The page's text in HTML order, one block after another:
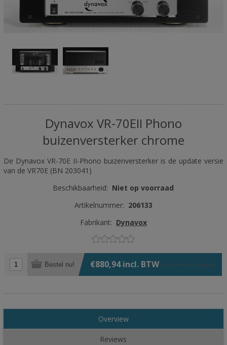
Dynavox VR-70EII Phono
buizenversterker chrome
De Dynavox VR-70E II-Phono buizenversterker is de update versie
van de VR70E (BN 203041)
Beschikbaarheid: Niet op voorraad
Artikelnummer: 206133
Fabrikant: Dynavox
Bestel nu! €880,94 incl. BTW Exclusiefverzenden
Overview
Reviews